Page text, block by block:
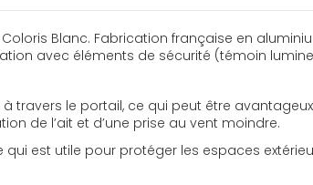
Blanc. Fabrication française en
avec éléments de sécurité (témoin
travers le portail, ce qui peut être
de l’ait et d’une prise au vent moindre.
est utile pour protéger les espaces